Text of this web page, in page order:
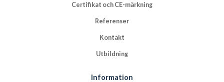
Certifikat och CE-märkning
Referenser
Kontakt
Utbildning
Information